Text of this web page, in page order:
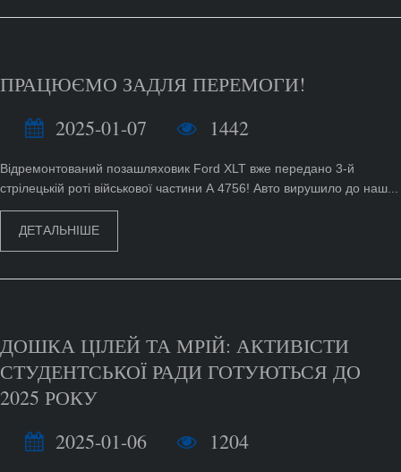
ПРАЦЮЄМО ЗАДЛЯ ПЕРЕМОГИ!
2025-01-07
1442
Відремонтований позашляховик Ford XLT вже передано 3-й
стрілецькій роті військової частини А 4756! Авто вирушило до наш...
ДЕТАЛЬНІШЕ
ДОШКА ЦІЛЕЙ ТА МРІЙ: АКТИВІСТИ
СТУДЕНТСЬКОЇ РАДИ ГОТУЮТЬСЯ ДО
2025 РОКУ
2025-01-06
1204